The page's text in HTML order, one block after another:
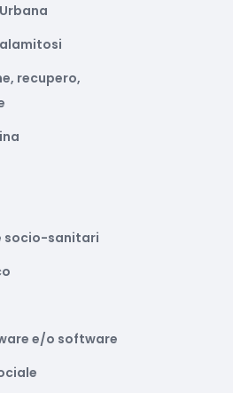
recupero,
socio-sanitari
e/o software